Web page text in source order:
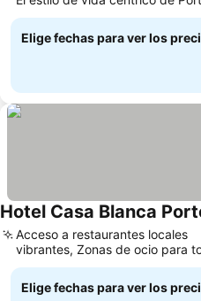
Seguro
Elige fechas para ver los
Hotel Casa Blanca
Acceso a restaurantes locales
vibrantes, Zonas de ocio para
familia
Elige fechas para ver los